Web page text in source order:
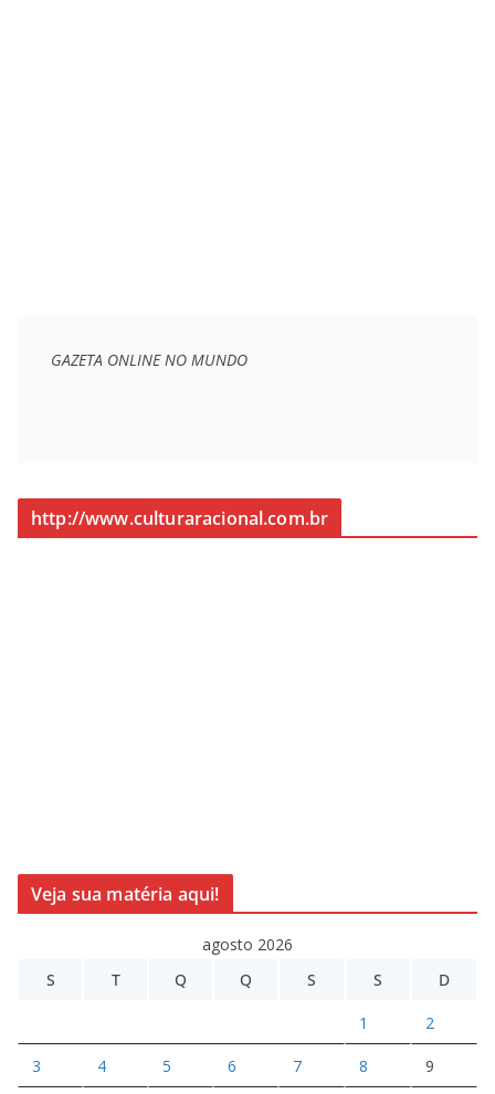
GAZETA ONLINE NO MUNDO
http://www.culturaracional.com.br
Veja sua matéria aqui!
agosto 2026
S
T Q Q S S D
1 2
3 4 5 6 7 8 9